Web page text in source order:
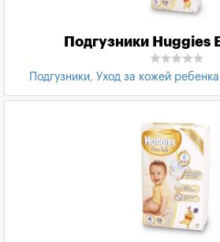
Подгузники Huggies
Подгузники, Уход за кожей ребенка